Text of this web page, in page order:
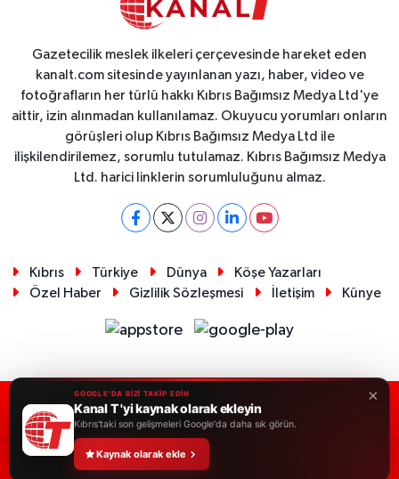
Gazetecilik meslek ilkeleri çerçevesinde hareket eden
kanalt.com sitesinde yayınlanan yazı, haber, video ve
fotoğrafların her türlü hakkı Kıbrıs Bağımsız Medya Ltd'ye
aittir, izin alınmadan kullanılamaz. Okuyucu yorumları onların
görüşleri olup Kıbrıs Bağımsız Medya Ltd ile
ilişkilendirilemez, sorumlu tutulamaz. Kıbrıs Bağımsız Medya
Ltd. harici linklerin sorumluluğunu almaz.
Kıbrıs Türkiye Dünya
Köşe Yazarları
Özel Haber
Gizlilik Sözleşmesi İletişim Künye
RSS Copyright © 2026. Her hakkı saklıdır.
Haber Yazılımı:
×
GOOGLE'DA BİZİ TAKİP EDİN
Kanal T 'yi kaynak olarak ekleyin
Kıbrıs'taki son gelişmeleri Google'da daha sık görün.
Kaynak olarak ekle